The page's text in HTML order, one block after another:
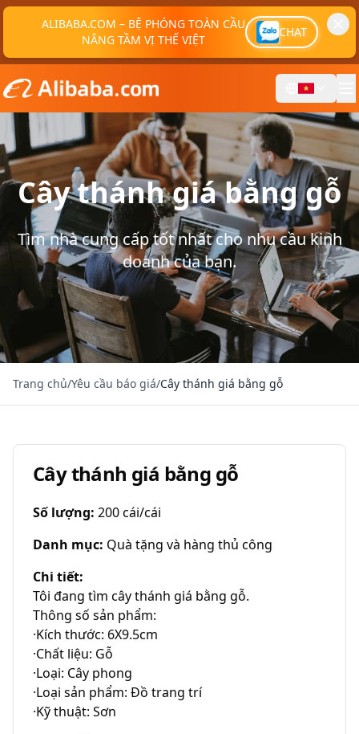
ALIBABA.COM – BỆ PHÓNG TOÀN CẦU
NÂNG TẦM VỊ THẾ VIỆT
CHAT
Cây thánh giá bằng gỗ
Tìm nhà cung cấp tốt nhất cho nhu cầu kinh
doanh của bạn.
Trang chủ/Yêu cầu báo giá/Cây thánh giá bằng gỗ
Cây thánh giá bằng gỗ
Số lượng: 200 cái/cái
Danh mục: Quà tặng và hàng thủ công
Chi tiết:
Tôi đang tìm cây thánh giá bằng gỗ.
Thông số sản phẩm:
·Kích thước: 6X9.5cm
·Chất liệu: Gỗ
·Loại: Cây phong
·Loại sản phẩm: Đồ trang trí
·Kỹ thuật: Sơn